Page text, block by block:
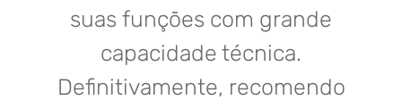
suas funções com grande
capacidade técnica.
Definitivamente, recomendo